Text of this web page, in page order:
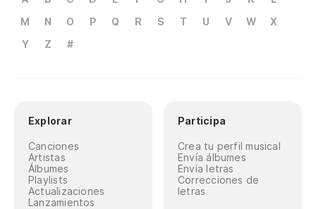
M
N O P Q R S T U V W
X
Y
Z #
Explorar
Canciones
Artistas
Álbumes
Playlists
Actualizaciones
Lanzamientos
Participa
Crea tu perfil musical
Envía álbumes
Envía letras
Correcciones de
letras